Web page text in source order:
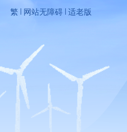
繁 | 网站无障碍 | 适老版